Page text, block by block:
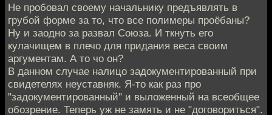
Не пробовал своему начальнику предъявлять в
грубой форме за то, что все полимеры проёбаны?
Ну и заодно за развал Союза. И ткнуть его
кулачищем в плечо для придания веса своим
аргументам. А то чо он?
В данном случае налицо задокументированный при
свидетелях неуставняк. Я-то как раз про
"задокументированный" и выложенный на всеобщее
обозрение. Теперь уж не замять и не "договориться".